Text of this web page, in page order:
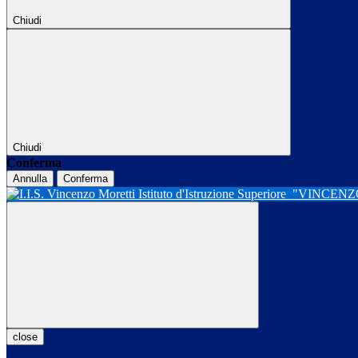
Chiudi
Chiudi
Conferma
Annulla Conferma
Istituto d'Istruzione Superiore
close